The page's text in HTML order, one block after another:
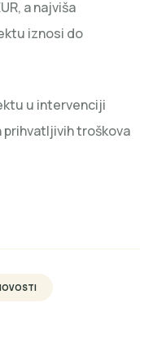
a najviša
iznosi do
u intervenciji
prihvatljivih troškova